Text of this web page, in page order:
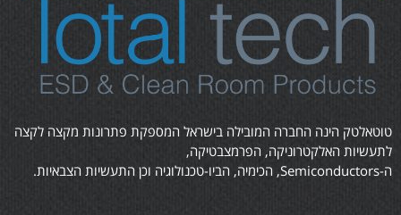
טוטאלטק הינה החברה המובילה בישראל המספקת פתרונות מקצה לקצה
לתעשיות האלקטרוניקה, הפרמצבטיקה,
ה-Semiconductors, הכימיה, הביו-טכנולוגיה וכן התעשיות הצבאיות.